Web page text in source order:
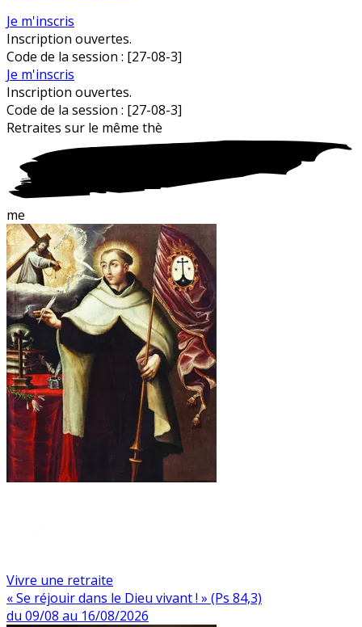
Je m'inscris
Inscription ouvertes.
Code de la session : [27-08-3]
Je m'inscris
Inscription ouvertes.
Code de la session : [27-08-3]
Retraites sur le même thè
me
Vivre une retraite
« Se réjouir dans le Dieu vivant ! » (Ps 84,3)
du 09/08 au 16/08/2026